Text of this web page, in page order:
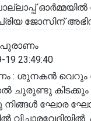
ഓർമ്മയിൽ
ജോസിന്
19 23:49:40
: ശുനകൻ വെറും
ചുരുണ്ടു കിടക്കും
നിങ്ങൾ ഘോര